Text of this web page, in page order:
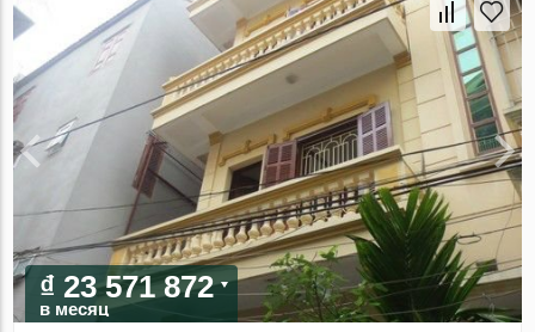
₫ 23 571 872
в месяц